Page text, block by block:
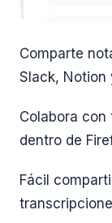
Comparte
Slack, Notion
Colabora con
dentro de
Fácil